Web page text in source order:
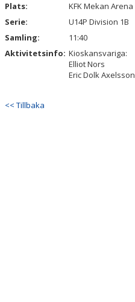
Plats:
KFK Mekan Arena
Serie:
U14P Division 1B
Samling:
11:40
Aktivitetsinfo: Kioskansvariga:
Elliot Nors
Eric Dolk Axelsson
<< Tillbaka